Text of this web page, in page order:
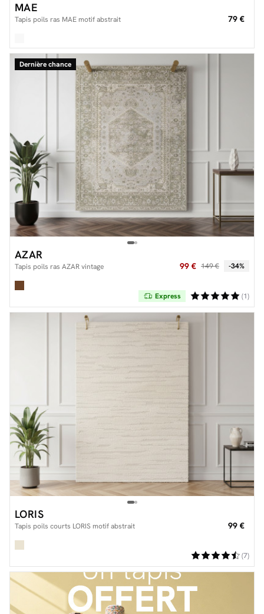
MAE
Tapis poils ras MAE motif abstrait 79 €
Dernière chance
AZAR
Tapis poils ras AZAR vintage 99 € 149 € -34%
(1)
Express
LORIS
Tapis poils courts LORIS motif abstrait 99 €
(7)